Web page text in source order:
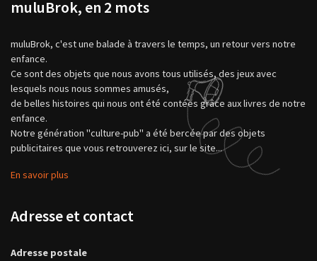
muluBrok, en 2 mots
muluBrok, c'est une balade à travers le temps, un retour vers notre
enfance.
Ce sont des objets que nous avons tous utilisés, des jeux avec
lesquels nous nous sommes amusés,
de belles histoires qui nous ont été contées grâce aux livres de notre
enfance.
Notre génération "culture-pub" a été bercée par des objets
publicitaires que vous retrouverez ici, sur le site...
En savoir plus
Adresse et contact
Adresse postale